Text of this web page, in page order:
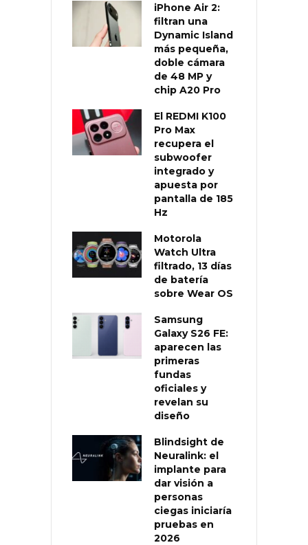
iPhone Air 2:
filtran una
Dynamic Island
más pequeña,
doble cámara
de 48 MP y
chip A20 Pro
El REDMI K100
Pro Max
recupera el
subwoofer
integrado y
apuesta por
pantalla de 185
Hz
Motorola
Watch Ultra
filtrado, 13 días
de batería
sobre Wear OS
Samsung
Galaxy S26 FE:
aparecen las
primeras
fundas
oficiales y
revelan su
diseño
Blindsight de
Neuralink: el
implante para
dar visión a
personas
ciegas iniciaría
pruebas en
2026